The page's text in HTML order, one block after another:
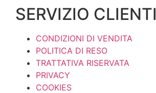
SERVIZIO CLIENTI
CONDIZIONI DI VENDITA
POLITICA DI RESO
TRATTATIVA RISERVATA
PRIVACY
COOKIES